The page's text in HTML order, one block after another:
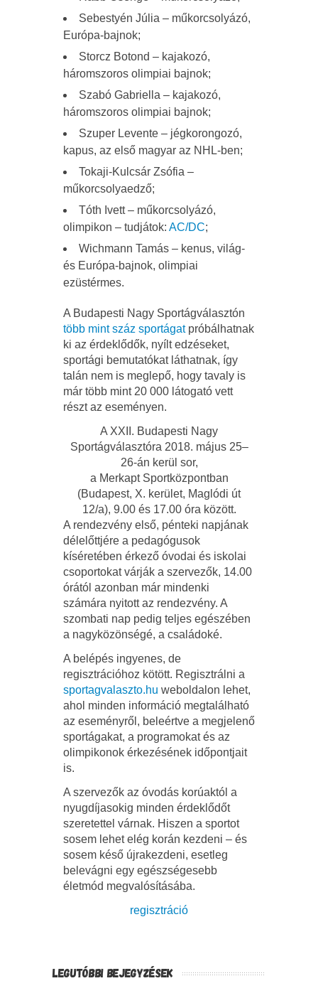
Sebestyén Júlia – műkorcsolyázó,
Európa-bajnok;
Storcz Botond – kajakozó,
háromszoros olimpiai bajnok;
Szabó Gabriella – kajakozó,
háromszoros olimpiai bajnok;
Szuper Levente – jégkorongozó,
kapus, az első magyar az NHL-ben;
Tokaji-Kulcsár Zsófia –
műkorcsolyaedző;
Tóth Ivett – műkorcsolyázó,
olimpikon – tudjátok: AC/DC;
Wichmann Tamás – kenus, világ-
és Európa-bajnok, olimpiai
ezüstérmes.
A Budapesti Nagy Sportágválasztón
több mint száz sportágatpróbálhatnak
ki az érdeklődők, nyílt edzéseket,
sportági bemutatókat láthatnak, így
talán nem is meglepő, hogy tavaly is
már több mint 20 000 látogató vett
részt az eseményen.
A XXII. Budapesti Nagy
Sportágválasztóra 2018. május 25–
26-án kerül sor,
a Merkapt Sportközpontban
(Budapest, X. kerület, Maglódi út
12/a), 9.00 és 17.00 óra között.
A rendezvény első, pénteki napjának
délelőttjére a pedagógusok
kíséretében érkező óvodai és iskolai
csoportokat várják a szervezők, 14.00
órától azonban már mindenki
számára nyitott az rendezvény. A
szombati nap pedig teljes egészében
a nagyközönségé, a családoké.
A belépés ingyenes, de
regisztrációhoz kötött. Regisztrálni a
sportagvalaszto.hu weboldalon lehet,
ahol minden információ megtalálható
az eseményről, beleértve a megjelenő
sportágakat, a programokat és az
olimpikonok érkezésének időpontjait
is.
A szervezők az óvodás korúaktól a
nyugdíjasokig minden érdeklődőt
szeretettel várnak. Hiszen a sportot
sosem lehet elég korán kezdeni – és
sosem késő újrakezdeni, esetleg
belevágni egy egészségesebb
életmód megvalósításába.
regisztráció
LEGUTÓBBI BEJEGYZÉSEK